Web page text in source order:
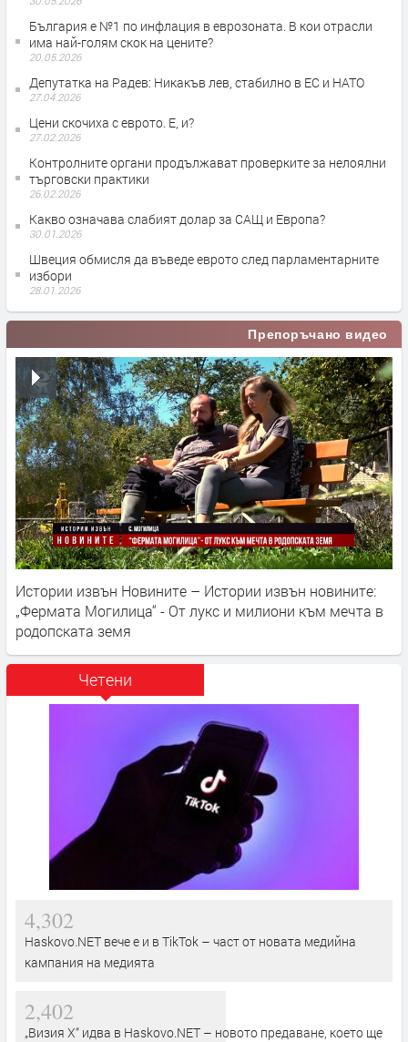
България е №1 по инфлация в еврозоната. В кои отрасли
има най-голям скок на цените?
20.05.2026
Депутатка на Радев: Никакъв лев, стабилно в ЕС и НАТО
27.04.2026
Цени скочиха с еврото. Е, и?
27.02.2026
Контролните органи продължават проверките за нелоялни
търговски практики
26.02.2026
Какво означава слабият долар за САЩ и Европа?
30.01.2026
Швеция обмисля да въведе еврото след парламентарните
избори
28.01.2026
Препоръчано видео
Истории извън Новините – Истории извън новините:
„Фермата Могилица“ - От лукс и милиони към мечта в
родопската земя
Четени
4,302
Haskovo.NET вече е и в TikTok – част от новата медийна
кампания на медията
2,402
„Визия Х“ идва в Haskovo.NET – новото предаване, което ще